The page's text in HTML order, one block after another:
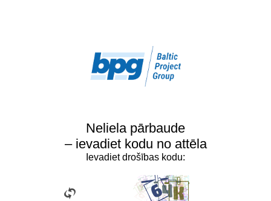
Neliela pārbaude
– ievadiet kodu no attēla
Ievadiet drošības kodu: